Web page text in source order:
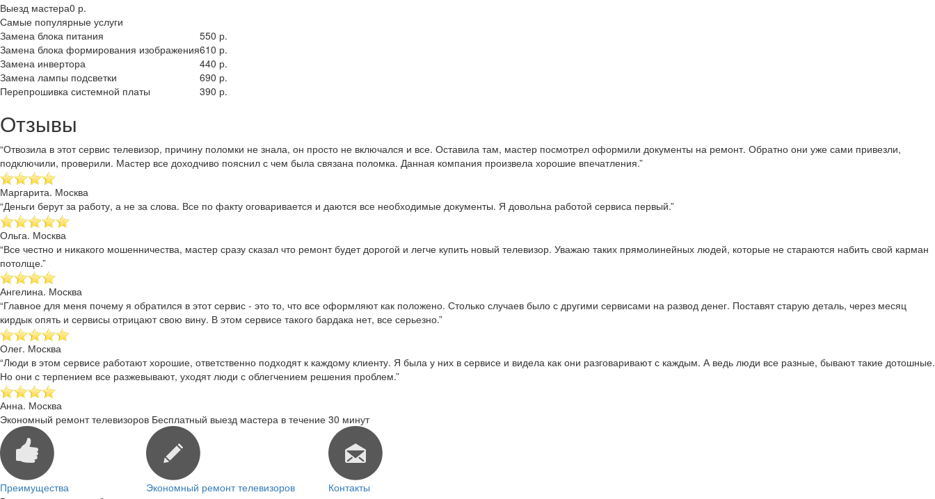
Выезд мастера0 р.
Самые популярные услуги
Замена блока питания
550 р.
Замена блока формирования изображения610 р.
Замена инвертора
440 р.
Замена лампы подсветки
690 р.
Перепрошивка системной платы
390 р.
Отзывы
“Отвозила в этот сервис телевизор, причину поломки не знала, он просто не включался и все. Оставила там, мастер посмотрел оформили документы на ремонт. Обратно они уже сами привезли,
подключили, проверили. Мастер все доходчиво пояснил с чем была связана поломка. Данная компания произвела хорошие впечатления.”
Маргарита. Москва
“Деньги берут за работу, а не за слова. Все по факту оговаривается и даются все необходимые документы. Я довольна работой сервиса первый.”
Ольга. Москва
“Все честно и никакого мошенничества, мастер сразу сказал что ремонт будет дорогой и легче купить новый телевизор. Уважаю таких прямолинейных людей, которые не стараются набить свой карман
потолще.”
Ангелина. Москва
“Главное для меня почему я обратился в этот сервис - это то, что все оформляют как положено. Столько случаев было с другими сервисами на развод денег. Поставят старую деталь, через месяц
кирдык опять и сервисы отрицают свою вину. В этом сервисе такого бардака нет, все серьезно.”
Олег. Москва
“Люди в этом сервисе работают хорошие, ответственно подходят к каждому клиенту. Я была у них в сервисе и видела как они разговаривают с каждым. А ведь люди все разные, бывают такие дотошные.
Но они с терпением все разжевывают, уходят люди с облегчением решения проблем.”
Анна. Москва
Экономный ремонт телевизоров Бесплатный выезд мастера в течение 30 минут
Преимущества Экономный ремонт телевизоров
Контакты